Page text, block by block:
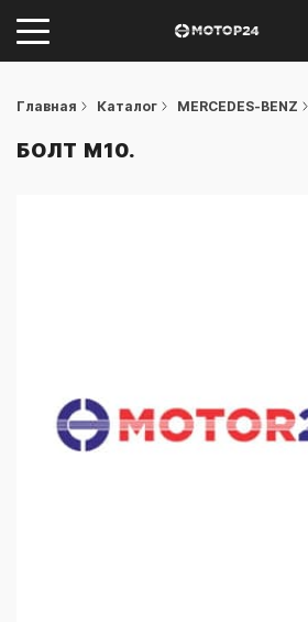
Главная Каталог MERCEDES-BENZ
БОЛТ М10.